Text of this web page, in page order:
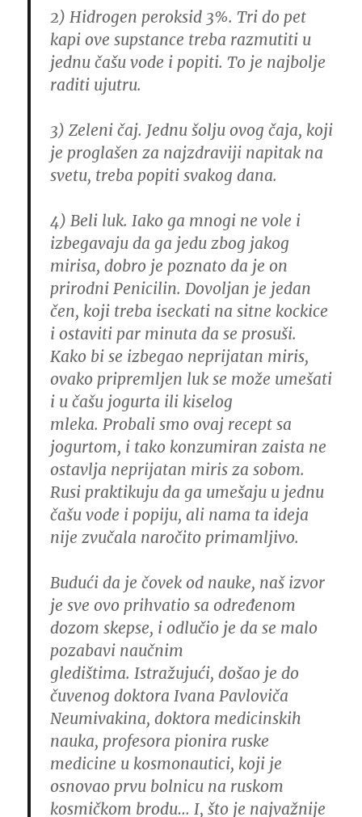
2)Hidrogen peroksid 3%. Tri do pet
kapi ove supstance treba razmutiti u
jednu čašu vode i popiti. To je najbolje
raditi ujutru.
3)Zeleni čaj. Jednu šolju ovog čaja, koji
je proglašen za najzdraviji napitak na
svetu, treba popiti svakog dana.
4) Beli luk. Iako ga mnogi ne vole i
izbegavaju da ga jedu zbog jakog
mirisa, dobro je poznato da je on
prirodni Penicilin.Dovoljan je jedan
čen, koji treba iseckati na sitne kockice
i ostaviti par minuta da se prosuši.
Kako bi se izbegao neprijatan miris,
ovako pripremljen luk se može umešati
i u čašu jogurta ili kiselog
mleka. Probali smo ovaj recept sa
jogurtom, i tako konzumiran zaista ne
ostavlja neprijatan miris za sobom.
Rusi praktikuju da ga umešaju u jednu
čašu vode i popiju, ali nama ta ideja
nije zvučala naročito primamljivo.
Budući da je čovek od nauke, naš izvor
je sve ovo prihvatio sa određenom
dozom skepse, i odlučio je da se malo
pozabavi naučnim
gledištima.Istražujući, došao je do
čuvenog doktora Ivana Pavloviča
Neumivakina, doktora medicinskih
nauka, profesora pionira ruske
medicine u kosmonautici, koji je
osnovao prvu bolnicu na ruskom
kosmičkom brodu… I, što je najvažnije